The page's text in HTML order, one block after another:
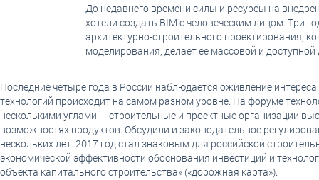
До недавнего времени силы и ресурсы на
хотели создать BIM c человеческим лицом. Три
архитектурно-строительного проектирования,
моделирования, делает ее массовой и
Последние четыре года в России наблюдается оживление
технологий происходит на самом разном уровне. На форуме
несколькими углами — строительные и проектные организации
возможностях продуктов. Обсудили и законодательное
нескольких лет. 2017 год стал знаковым для российской
экономической эффективности обоснования инвестиций и
объекта капитального строительства» («дорожная карта»).